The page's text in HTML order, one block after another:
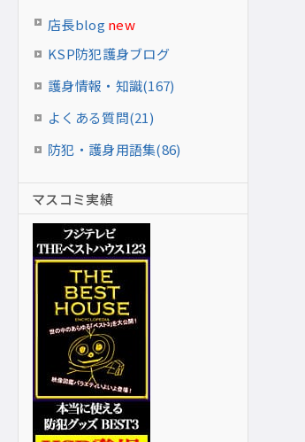
店長blog new
KSP防犯護身ブログ
護身情報・知識(167)
よくある質問(21)
防犯・護身用語集(86)
マスコミ実績